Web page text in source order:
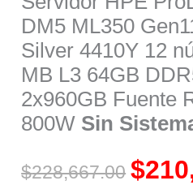
DM5 ML350
Silver 4410Y 12
MB L3 64GB
2x960GB Fuente
800W Sin
$228,667.00 $